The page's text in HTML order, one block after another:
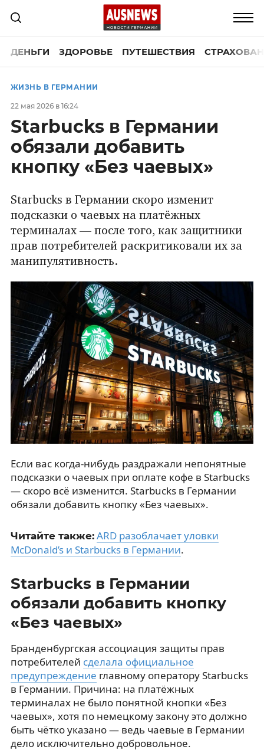
ДЕНЬГИ ЗДОРОВЬЕ ПУТЕШЕСТВИЯ
ЖИЗНЬ В ГЕРМАНИИ
22 мая 2026 в 16:24
Starbucks в Германии
обязали добавить
кнопку «Без чаевых»
Starbucks в Германии скоро изменит
подсказки о чаевых на платёжных
терминалах — после того, как защитники
прав потребителей раскритиковали их за
манипулятивность.
Если вас когда-нибудь раздражали непонятные
подсказки о чаевых при оплате кофе в Starbucks
— скоро всё изменится. Starbucks в Германии
обязали добавить кнопку «Без чаевых».
Читайте также: ARD разоблачает уловки
McDonald’s и Starbucks в Германии.
Starbucks в Германии
обязали добавить кнопку
«Без чаевых»
Бранденбургская ассоциация защиты прав
потребителей сделала официальное
предупреждение главному оператору Starbucks
в Германии. Причина: на платёжных
терминалах не было понятной кнопки «Без
чаевых», хотя по немецкому закону это должно
быть чётко указано — ведь чаевые в Германии
дело исключительно добровольное.